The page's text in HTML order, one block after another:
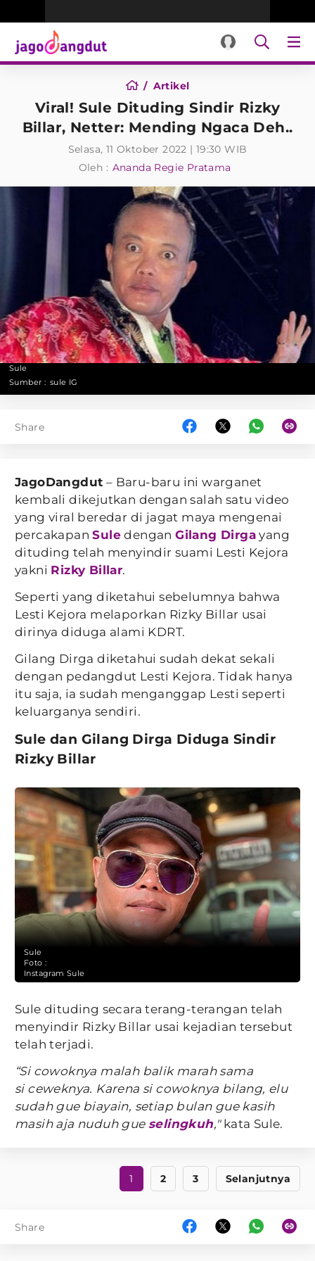
Artikel
Viral! Sule Dituding Sindir Rizky
Billar, Netter: Mending Ngaca Deh..
Selasa, 11 Oktober 2022 | 19:30 WIB
Oleh : Ananda Regie Pratama
Sule
Sumber : sule IG
Share
JagoDangdut – Baru-baru ini warganet
kembali dikejutkan dengan salah satu video
yang viral beredar di jagat maya mengenai
percakapanSule denganGilang Dirga yang
dituding telah menyindir suami Lesti Kejora
yakni Rizky Billar.
Seperti yang diketahui sebelumnya bahwa
Lesti Kejora melaporkan Rizky Billar usai
dirinya diduga alami KDRT.
Gilang Dirga diketahui sudah dekat sekali
dengan pedangdut Lesti Kejora. Tidak hanya
itu saja, ia sudah menganggap Lesti seperti
keluarganya sendiri.
Sule dan Gilang Dirga Diduga Sindir
Rizky Billar
Sule
Foto :
Instagram Sule
Sule dituding secara terang-terangan telah
menyindir Rizky Billar usai kejadian tersebut
telah terjadi.
“Si cowoknya malah balik marah sama
si ceweknya. Karena si cowoknya bilang, elu
sudah gue biayain, setiap bulan gue kasih
masih aja nuduh gue selingkuh,"kata Sule.
1 2 3 Selanjutnya
Share